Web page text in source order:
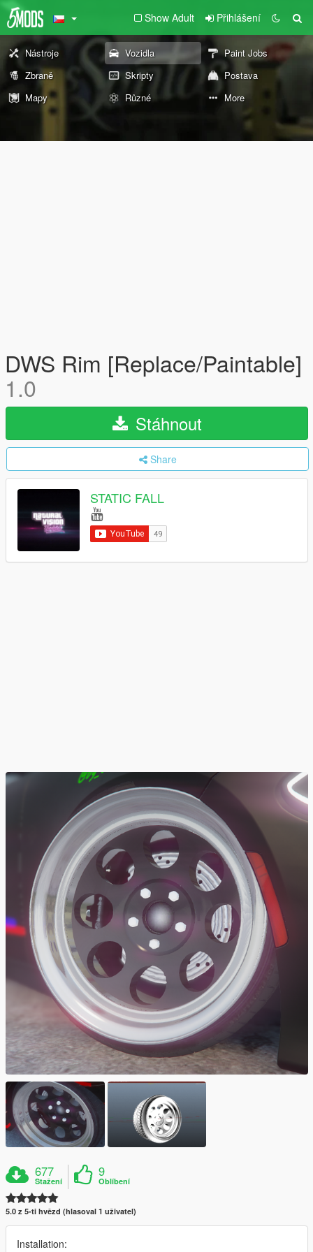
Show Adult Přihlášení
Nástroje Vozidla
Paint Jobs
Zbraně
Skripty
Postava
Mapy
Různé More
DWS Rim [Replace/Paintable]
1.0
Stáhnout
Share
STATIC FALL
677
Stažení
9
Oblíbení
5.0 z 5-ti hvězd (hlasoval 1 uživatel)
Installation: